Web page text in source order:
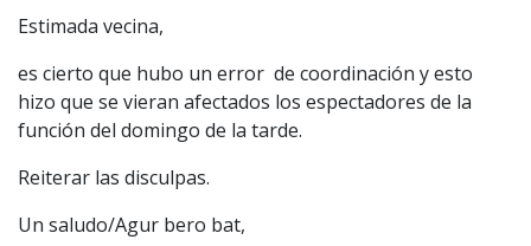
Estimada vecina,
es cierto que hubo un error de coordinación y esto
hizo que se vieran afectados los espectadores de la
función del domingo de la tarde.
Reiterar las disculpas.
Un saludo/Agur bero bat,